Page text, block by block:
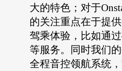
大的特色；对于
的关注重点在于提
驾乘体验，比如通
等服务。同时我们
全程音控领航系统